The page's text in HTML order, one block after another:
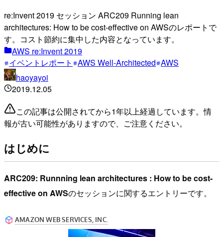
re:Invent 2019 セッション ARC209 Running lean
architectures: How to be cost-effective on AWSのレポートで
す。コスト節約に集中した内容となっています。
AWS re:Invent 2019
イベントレポート
AWS Well-Architected AWS
haoyayoi
2019.12.05
この記事は公開されてから1年以上経過しています。情
報が古い可能性がありますので、ご注意ください。
はじめに
ARC209: Runnning lean architectures : How to be cost-
effective on AWSのセッションに関するエントリーです。